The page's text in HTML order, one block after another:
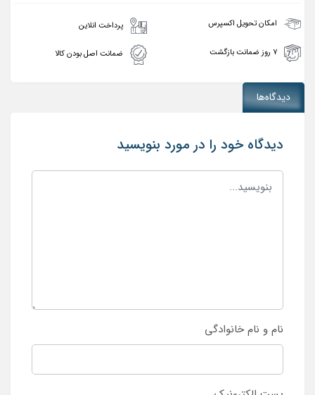
امکان تحویل اکسپرس پرداخت انلاین
۷ روز ضمانت بازگشت ضمانت اصل بودن کالا
دیدگاه‌ها
دیدگاه خود را در مورد بنویسید
نام و نام خانوادگی